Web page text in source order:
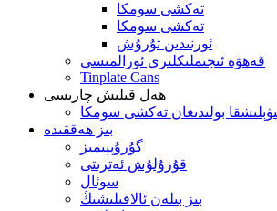
تەكشى سومكا
تەكشى سومكا
ئورنىدىن تۇرۇش
قەھۋە ئىچىملىكلىرى ئورالمىسى
Tinplate Cans
ھەل قىلىش چارىسى
بولىدىغان تەكشى سومكا
بىز ھەققىدە
گۇرۇپپىمىز
قۇرۇلۇش ئەترىتى
سوئال
بىز بىلەن ئالاقىلىشىڭ